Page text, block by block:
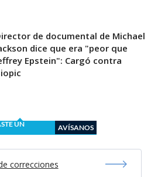
de documental de Michael
dice que era "peor que
Epstein": Cargó contra
UN
AVÍSANOS
correcciones